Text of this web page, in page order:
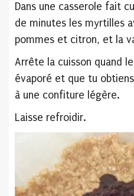
Dans une casserole fait
de minutes les myrtilles
pommes et citron, et la
Arrête la cuisson quand
évaporé et que tu
à une confiture légère.
Laisse refroidir.